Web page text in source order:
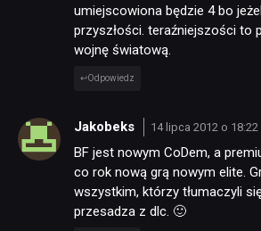
umiejscowiona będzie 4 bo
przyszłości. teraźniejszości to
wojnę światową.
Odpowiedz
Jakobeks 14 lipca 2012 o 18:22
BF jest nowym CoDem, a
co rok nową grą nowym elite.
wszystkim, którzy tłumaczyli
przesadza z dlc. 🙂